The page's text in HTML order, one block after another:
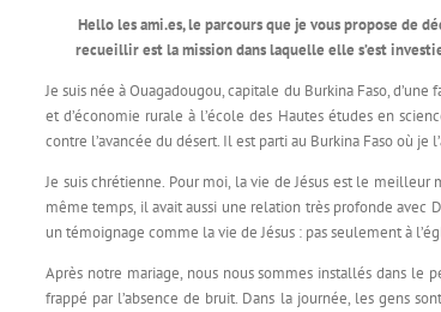
Hello les ami.es, le parcours que je vous propose de
recueillir est la mission dans laquelle elle s’est
Je suis née à Ouagadougou, capitale du Burkina Faso,
et d’économie rurale à l’école des Hautes études en
contre l’avancée du désert. Il est parti au Burkina Faso où je
Je suis chrétienne. Pour moi, la vie de Jésus est le
même temps, il avait aussi une relation très profonde avec
un témoignage comme la vie de Jésus : pas seulement à
Après notre mariage, nous nous sommes installés dans le
frappé par l’absence de bruit. Dans la journée, les gens